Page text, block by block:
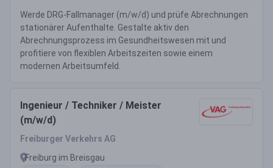
Werde DRG-Fallmanager (m/w/d) und prüfe Abrechnungen
stationärer Aufenthalte. Gestalte aktiv den
Abrechnungsprozess im Gesundheitswesen mit und
profitiere von flexiblen Arbeitszeiten sowie einem
modernen Arbeitsumfeld.
Ingenieur / Techniker / Meister
(m/w/d)
Freiburger Verkehrs AG
Freiburg im Breisgau